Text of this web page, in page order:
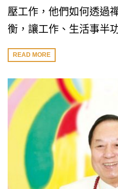
壓工作，他們如何透過
衡，讓工作、生活事半
READ MORE